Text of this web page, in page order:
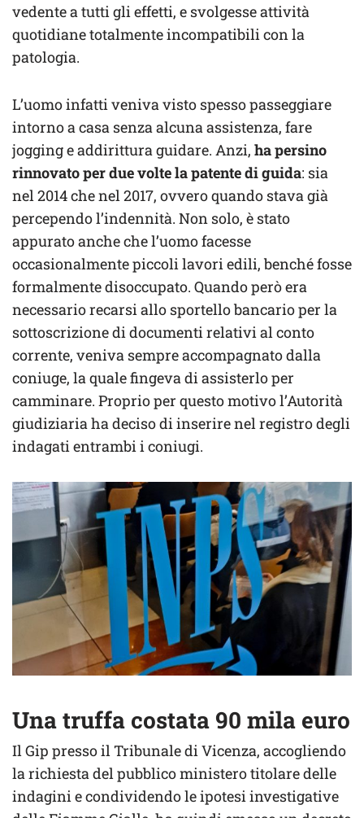
vedente a tutti gli effetti, e svolgesse attività
quotidiane totalmente incompatibili con la
patologia.
L’uomo infatti veniva visto spesso passeggiare
intorno a casa senza alcuna assistenza, fare
jogging e addirittura guidare. Anzi, ha persino
rinnovato per due volte la patente di guida: sia
nel 2014 che nel 2017, ovvero quando stava già
percependo l’indennità. Non solo, è stato
appurato anche che l’uomo facesse
occasionalmente piccoli lavori edili, benché fosse
formalmente disoccupato. Quando però era
necessario recarsi allo sportello bancario per la
sottoscrizione di documenti relativi al conto
corrente, veniva sempre accompagnato dalla
coniuge, la quale fingeva di assisterlo per
camminare. Proprio per questo motivo l’Autorità
giudiziaria ha deciso di inserire nel registro degli
indagati entrambi i coniugi.
Una truffa costata 90 mila euro
Il Gip presso il Tribunale di Vicenza, accogliendo
la richiesta del pubblico ministero titolare delle
indagini e condividendo le ipotesi investigative